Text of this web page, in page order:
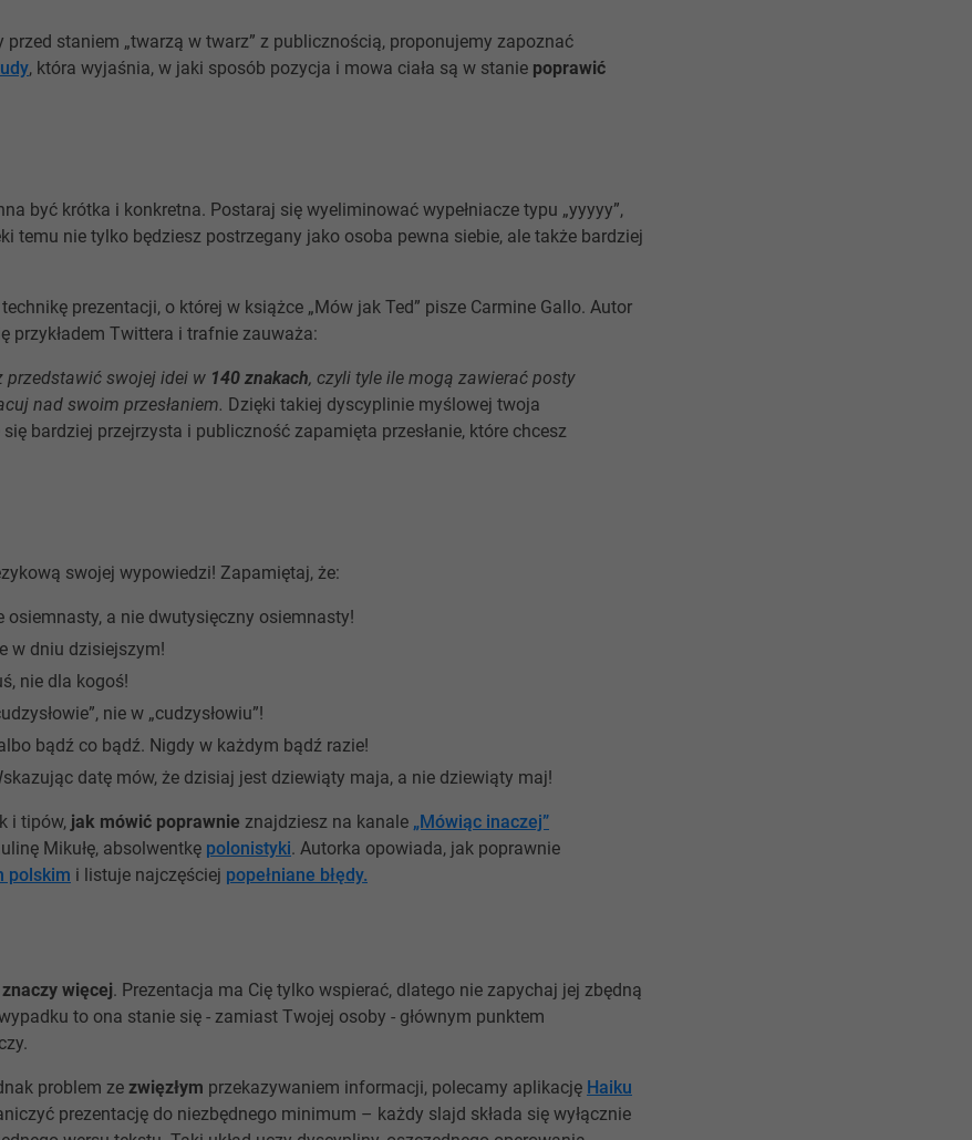
staniem „twarzą w twarz” z publicznością, proponujemy zapoznać
, która wyjaśnia, w jaki sposób pozycja i mowa ciała są w stanie poprawić
być krótka i konkretna. Postaraj się wyeliminować wypełniacze typu „yyyyy”,
temu nie tylko będziesz postrzegany jako osoba pewna siebie, ale także bardziej
prezentacji, o której w książce „Mów jak Ted” pisze Carmine Gallo. Autor
przykładem Twittera i trafnie zauważa:
przedstawić swojej idei w 140 znakach, czyli tyle ile mogą zawierać posty
nad swoim przesłaniem. Dzięki takiej dyscyplinie myślowej twoja
bardziej przejrzysta i publiczność zapamięta przesłanie, które chcesz
swojej wypowiedzi! Zapamiętaj, że:
osiemnasty, a nie dwutysięczny osiemnasty!
w dniu dzisiejszym!
nie dla kogoś!
nie w „cudzysłowiu”!
bądź co bądź. Nigdy w każdym bądź razie!
datę mów, że dzisiaj jest dziewiąty maja, a nie dziewiąty maj!
i tipów, jak mówić poprawnie znajdziesz na kanale „Mówiąc inaczej”
Mikułę, absolwentkę polonistyki. Autorka opowiada, jak poprawnie
polskim i listuje najczęściej popełniane błędy.
więcej. Prezentacja ma Cię tylko wspierać, dlatego nie zapychaj jej zbędną
to ona stanie się - zamiast Twojej osoby - głównym punktem
problem ze zwięzłym przekazywaniem informacji, polecamy aplikację Haiku
prezentację do niezbędnego minimum – każdy slajd składa się wyłącznie